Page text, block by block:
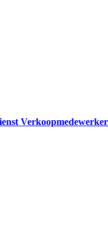
Verkoopmedewerker